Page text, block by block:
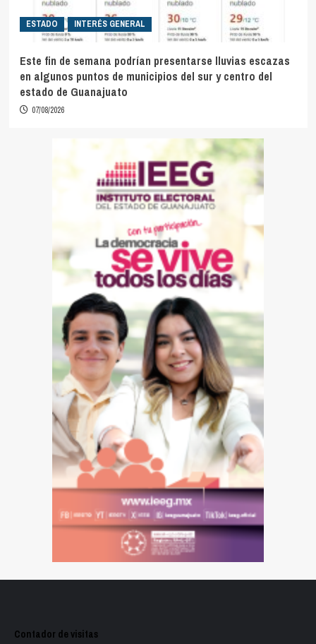
ESTADO INTERÉS GENERAL
Este fin de semana podrían presentarse lluvias escazas
en algunos puntos de municipios del sur y centro del
estado de Guanajuato
07/08/2026
Contador de visitas